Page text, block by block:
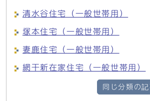
清水谷住宅（一般世帯用）
塚本住宅（一般世帯用）
妻鹿住宅（一般世帯用）
網干新在家住宅（一般世帯用）
同じ分類の